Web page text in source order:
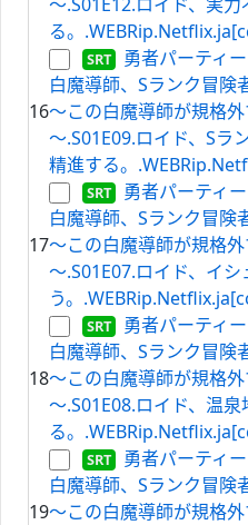
る。
16
勇者パーティ
白魔導師、Sランク冒険
～この白魔導師が規格
～.S01E09.ロイド、Sラ
精進する。
17
勇者パーティ
白魔導師、Sランク冒険
～この白魔導師が規格
～.S01E07.ロイド、イ
う。
18
勇者パーティ
白魔導師、Sランク冒険
～この白魔導師が規格
～.S01E08.ロイド、温泉
る。
19
勇者パーティ
白魔導師、Sランク冒険
～この白魔導師が規格